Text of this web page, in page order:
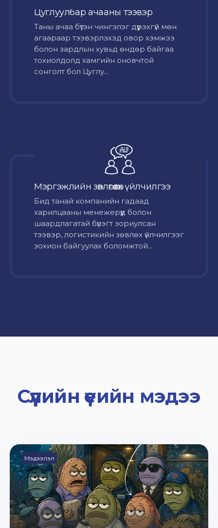
Цуглуулбар ачааны тээвэр
Таны ачаа бүтэн чингэлэг дүүрэхгүй мөн
агаараар тээвэрлэхэд овор хэмжээ
болон зардлын хувьд өндөр байгаа
тохиолдолд хамгийн оновчтой
сонголт бол Цуглу...
Мэргэжлийн зөвлөгөө өгөх үйлчилгээ
Бид танай компанийн гадаад
харилцааны менежерүүд болон
шаардлагатай бүлэгт зориулсан
тээвэр, логистикийн зөвлөх үйлчилгээг
зохион байгуулах боломжтой...
Сүүлийн үеийн мэдээ
Мэдээлэл